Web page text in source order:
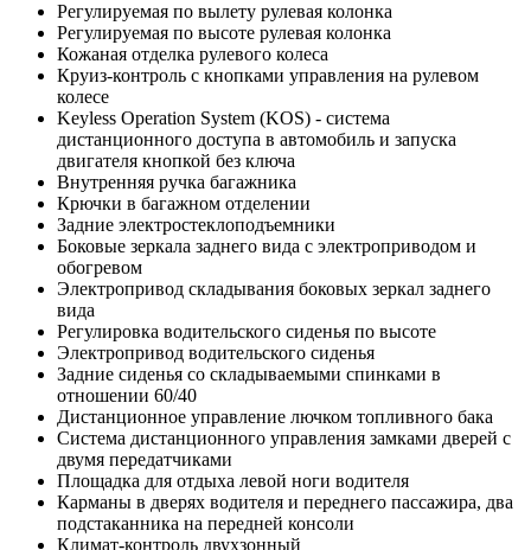
Регулируемая по вылету рулевая колонка
Регулируемая по высоте рулевая колонка
Кожаная отделка рулевого колеса
Круиз-контроль с кнопками управления на рулевом
колесе
Keyless Operation System (KOS) - cистема
дистанционного доступа в автомобиль и запуска
двигателя кнопкой без ключа
Внутренняя ручка багажника
Крючки в багажном отделении
Задние электростеклоподъемники
Боковые зеркала заднего вида с электроприводом и
обогревом
Электропривод складывания боковых зеркал заднего
вида
Регулировка водительского сиденья по высоте
Электропривод водительского сиденья
Задние сиденья со складываемыми спинками в
отношении 60/40
Дистанционное управление лючком топливного бака
Cистема дистанционного управления замками дверей с
двумя передатчиками
Площадка для отдыха левой ноги водителя
Карманы в дверях водителя и переднего пассажира, два
подстаканника на передней консоли
Климат-контроль двухзонный